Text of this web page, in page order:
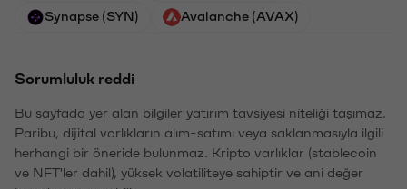
Synapse (SYN) Avalanche (AVAX)
Sorumluluk reddi
Bu sayfada yer alan bilgiler yatırım tavsiyesi niteliği taşımaz.
Paribu, dijital varlıkların alım-satımı veya saklanmasıyla ilgili
herhangi bir öneride bulunmaz. Kripto varlıklar (stablecoin
ve NFT'ler dahil), yüksek volatiliteye sahiptir ve ani değer